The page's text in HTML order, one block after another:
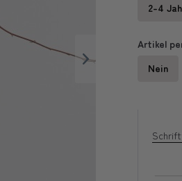
2-4
Artikel
Nein